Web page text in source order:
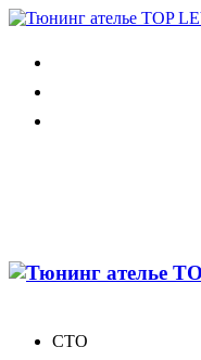
СТО